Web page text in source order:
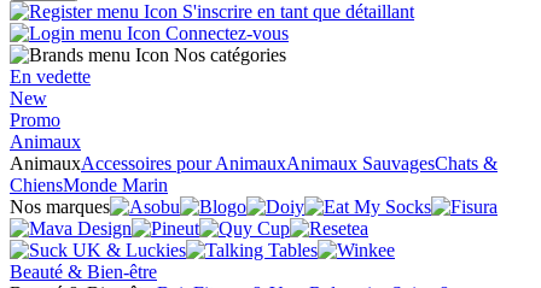
S'inscrire en tant que détaillant
Connectez-vous
Nos catégories
En vedette
New
Promo
Animaux
AnimauxAccessoires pour AnimauxAnimaux SauvagesChats &
ChiensMonde Marin
Nos marques
Beauté & Bien-être